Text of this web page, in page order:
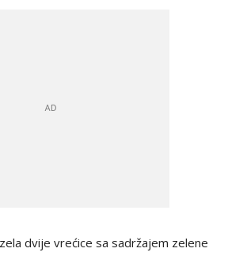
dvije vrećice sa sadržajem zelene